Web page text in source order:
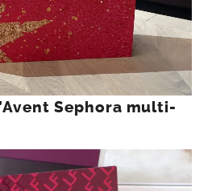
Sephora multi-